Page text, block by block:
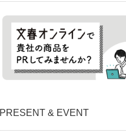
PRESENT & EVENT